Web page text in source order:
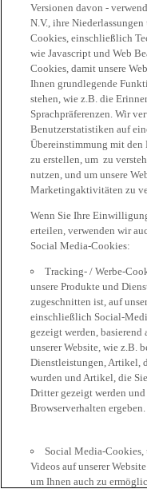
Versionen davon -
N.V., ihre
Cookies, einschließlich
wie Javascript und Web
Cookies, damit unsere
Ihnen grundlegende
stehen, wie z.B. die
Sprachpräferenzen. Wir
Benutzerstatistiken auf
Übereinstimmung mit
zu erstellen, um zu
nutzen, und um unsere
Marketingaktivitäten zu
Wenn Sie Ihre
erteilen, verwenden wir
Social Media-Cookies:
Tracking- / Werbe-
unsere Produkte und
zugeschnitten ist, auf
einschließlich Social-
gezeigt werden,
unserer Website, wie z.B.
Dienstleistungen, Artikel,
wurden und Artikel, die
Dritter gezeigt werden und
Browserverhalten ergeben.
Social Media-
Videos auf unserer
um Ihnen auch zu